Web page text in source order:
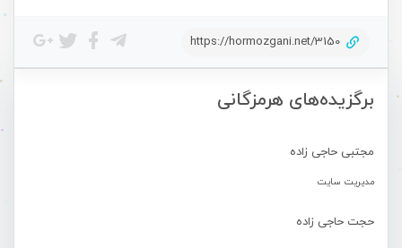
برگزیده‌های هرمزگانی
مجتبی حاجی زاده
مدیریت سایت
حجت حاجی زاده
https://hormozgani.net/3150